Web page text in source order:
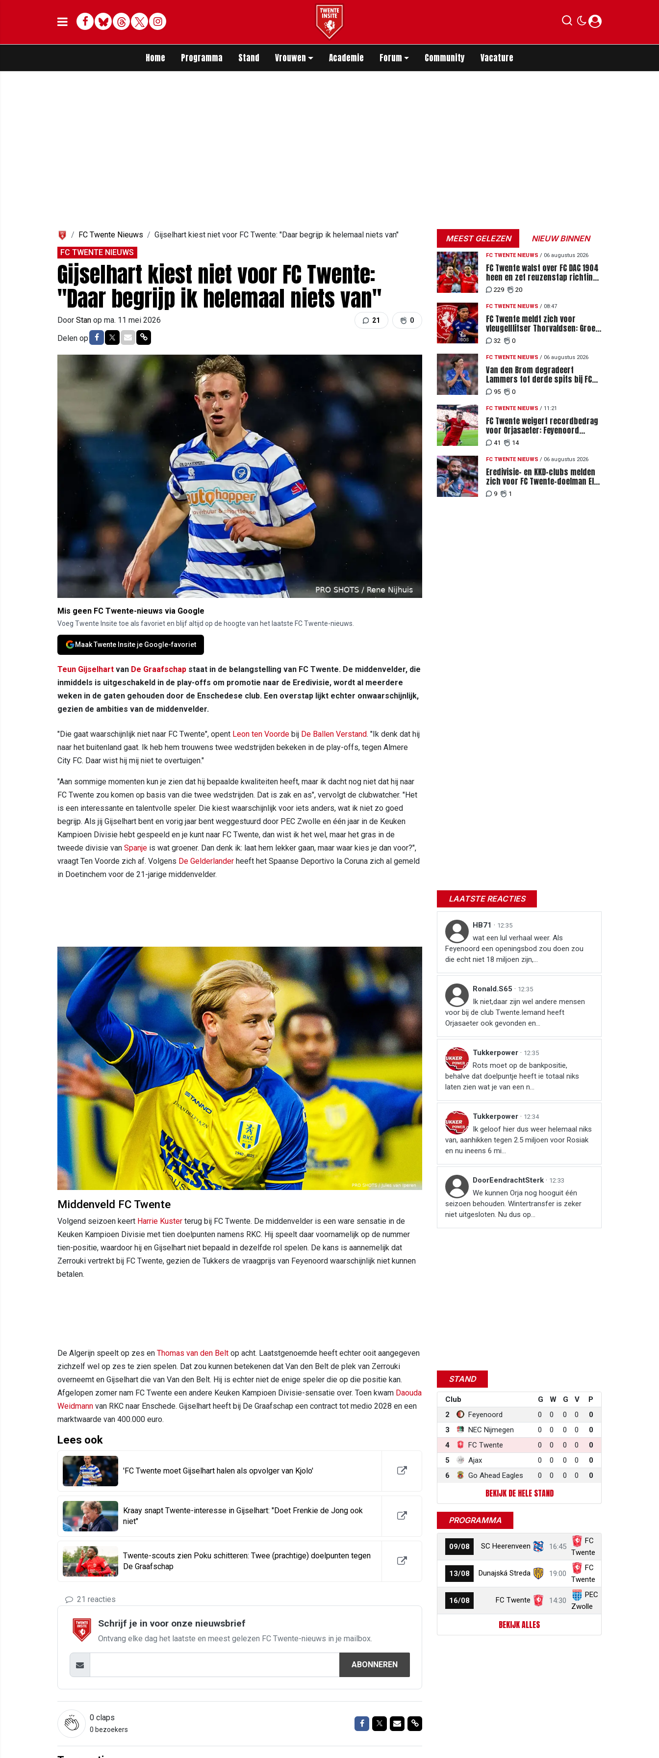
Facebook
BlueskyThreadsTwitterDelen op Whatsapp
Home Programma Stand Vrouwen Academie Forum Community Vacature
FC Twente Nieuws
Gijselhart kiest niet voor FC Twente: "Daar begrijp ik helemaal niets van"
FC TWENTE NIEUWS
Gijselhart kiest niet voor FC Twente:
"Daar begrijp ik helemaal niets van"
Door Stan op ma. 11 mei 2026 21 0
Delen op Delen op Facebook
Delen op Twitter
Delen via Mail
Delen via link
Mis geen FC Twente-nieuws via Google
Voeg Twente Insite toe als favoriet en blijf altijd op de hoogte van het laatste FC Twente-nieuws.
Maak Twente Insite je Google-favoriet
Teun Gijselhart van De Graafschap staat in de belangstelling van FC Twente. De middenvelder, die
inmiddels is uitgeschakeld in de play-offs om promotie naar de Eredivisie, wordt al meerdere
weken in de gaten gehouden door de Enschedese club. Een overstap lijkt echter onwaarschijnlijk,
gezien de ambities van de middenvelder.
"Die gaat waarschijnlijk niet naar FC Twente", opent Leon ten Voorde bij De Ballen Verstand. "Ik denk dat hij
naar het buitenland gaat. Ik heb hem trouwens twee wedstrijden bekeken in de play-offs, tegen Almere
City FC. Daar wist hij mij niet te overtuigen."
"Aan sommige momenten kun je zien dat hij bepaalde kwaliteiten heeft, maar ik dacht nog niet dat hij naar
FC Twente zou komen op basis van die twee wedstrijden. Dat is zak en as", vervolgt de clubwatcher. "Het
is een interessante en talentvolle speler. Die kiest waarschijnlijk voor iets anders, wat ik niet zo goed
begrijp. Als jij Gijselhart bent en vorig jaar bent weggestuurd door PEC Zwolle en één jaar in de Keuken
Kampioen Divisie hebt gespeeld en je kunt naar FC Twente, dan wist ik het wel, maar het gras in de
tweede divisie van Spanje is wat groener. Dan denk ik: laat hem lekker gaan, maar waar kies je dan voor?",
vraagt Ten Voorde zich af. Volgens De Gelderlander heeft het Spaanse Deportivo la Coruna zich al gemeld
in Doetinchem voor de 21-jarige middenvelder.
Middenveld FC Twente
Volgend seizoen keert Harrie Kuster terug bij FC Twente. De middenvelder is een ware sensatie in de
Keuken Kampioen Divisie met tien doelpunten namens RKC. Hij speelt daar voornamelijk op de nummer
tien-positie, waardoor hij en Gijselhart niet bepaald in dezelfde rol spelen. De kans is aannemelijk dat
Zerrouki vertrekt bij FC Twente, gezien de Tukkers de vraagprijs van Feyenoord waarschijnlijk niet kunnen
betalen.
De Algerijn speelt op zes en Thomas van den Belt op acht. Laatstgenoemde heeft echter ooit aangegeven
zichzelf wel op zes te zien spelen. Dat zou kunnen betekenen dat Van den Belt de plek van Zerrouki
overneemt en Gijselhart die van Van den Belt. Hij is echter niet de enige speler die op die positie kan.
Afgelopen zomer nam FC Twente een andere Keuken Kampioen Divisie-sensatie over. Toen kwam Daouda
Weidmann van RKC naar Enschede. Gijselhart heeft bij De Graafschap een contract tot medio 2028 en een
marktwaarde van 400.000 euro.
Lees ook
'FC Twente moet Gijselhart halen als opvolger van Kjolo'
Kraay snapt Twente-interesse in Gijselhart: "Doet Frenkie de Jong ook
niet"
Twente-scouts zien Poku schitteren: Twee (prachtige) doelpunten tegen
De Graafschap
21 reacties
Schrijf je in voor onze nieuwsbrief
Ontvang elke dag het laatste en meest gelezen FC Twente-nieuws in je mailbox.
ABONNEREN
0 claps
0 bezoekers
Delen op Facebook
Delen op Twitter
Delen via Mail
Delen link
MEEST GELEZEN NIEUW BINNEN
FC TWENTE NIEUWS / 06 augustus 2026
FC Twente walst over FC DAC 1904
heen en zet reuzenstap richting
de play-offs
229 20
FC TWENTE NIEUWS / 08:47
FC Twente meldt zich voor
vleugelflitser Thorvaldsen: Groen
licht voor miljoenenbod
32 0
FC TWENTE NIEUWS / 06 augustus 2026
Van den Brom degradeert
Lammers tot derde spits bij FC
Twente
95 0
FC TWENTE NIEUWS / 11:21
FC Twente weigert recordbedrag
voor Orjasaeter: Feyenoord
genoemd na megabod
41 14
FC TWENTE NIEUWS / 06 augustus 2026
Eredivisie- en KKD-clubs melden
zich voor FC Twente-doelman El
Maach
9 1
LAATSTE REACTIES
HB71 · 12:35
wat een lul verhaal weer. Als
Feyenoord een openingsbod zou doen zou
die echt niet 18 miljoen zijn,...
Ronald.S65 · 12:35
Ik niet,daar zijn wel andere mensen
voor bij de club Twente.Iemand heeft
Orjasaeter ook gevonden en...
Tukkerpower · 12:35
Rots moet op de bankpositie,
behalve dat doelpuntje heeft ie totaal niks
laten zien wat je van een n...
Tukkerpower · 12:34
Ik geloof hier dus weer helemaal niks
van, aanhikken tegen 2.5 miljoen voor Rosiak
en nu ineens 6 mi...
DoorEendrachtSterk · 12:33
We kunnen Orja nog hooguit één
seizoen behouden. Wintertransfer is zeker
niet uitgesloten. Nu dus op...
STAND
Club G W G V
P
2
Feyenoord 0 0 0 0
0
3
NEC Nijmegen 0 0 0 0
0
4
FC Twente 0 0 0 0
0
5
Ajax 0 0 0 0
0
6
Go Ahead Eagles 0 0 0 0 0
BEKIJK DE HELE STAND
PROGRAMMA
09/08 SC Heerenveen 16:45
FC
Twente
13/08 Dunajská Streda 19:00
FC
Twente
16/08 FC Twente 14:30
PEC
Zwolle
BEKIJK ALLES